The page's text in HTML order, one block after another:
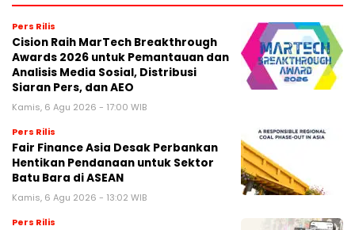
Pers Rilis
Cision Raih MarTech Breakthrough
Awards 2026 untuk Pemantauan dan
Analisis Media Sosial, Distribusi
Siaran Pers, dan AEO
Kamis, 6 Agu 2026 - 17:00 WIB
Pers Rilis
Fair Finance Asia Desak Perbankan
Hentikan Pendanaan untuk Sektor
Batu Bara di ASEAN
Kamis, 6 Agu 2026 - 13:02 WIB
Pers Rilis